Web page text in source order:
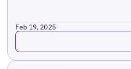
Feb 19, 2025
Read more